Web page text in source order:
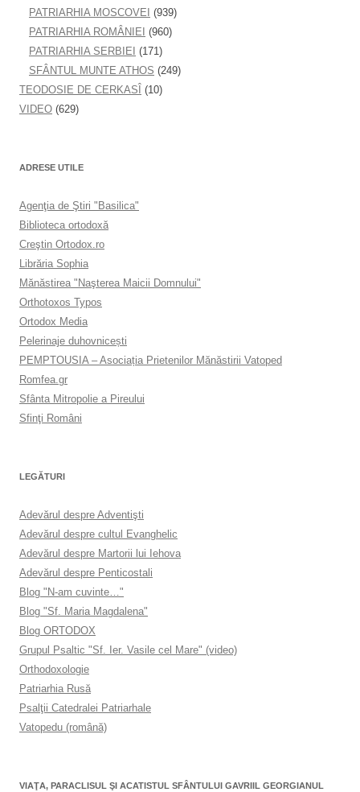
PATRIARHIA MOSCOVEI (939)
PATRIARHIA ROMÂNIEI (960)
PATRIARHIA SERBIEI (171)
SFÂNTUL MUNTE ATHOS (249)
TEODOSIE DE CERKASÎ (10)
VIDEO (629)
ADRESE UTILE
Agenţia de Ştiri "Basilica"
Biblioteca ortodoxă
Creştin Ortodox.ro
Librăria Sophia
Mănăstirea "Naşterea Maicii Domnului"
Orthotoxos Typos
Ortodox Media
Pelerinaje duhovnicești
PEMPTOUSIA – Asociația Prietenilor Mănăstirii Vatoped
Romfea.gr
Sfânta Mitropolie a Pireului
Sfinţi Români
LEGĂTURI
Adevărul despre Adventişti
Adevărul despre cultul Evanghelic
Adevărul despre Martorii lui Iehova
Adevărul despre Penticostali
Blog "N-am cuvinte…"
Blog "Sf. Maria Magdalena"
Blog ORTODOX
Grupul Psaltic "Sf. Ier. Vasile cel Mare" (video)
Orthodoxologie
Patriarhia Rusă
Psalţii Catedralei Patriarhale
Vatopedu (română)
VIAŢA, PARACLISUL ŞI ACATISTUL SFÂNTULUI GAVRIIL GEORGIANUL